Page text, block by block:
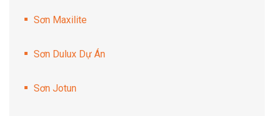
Sơn Maxilite
Sơn Dulux Dự Án
Sơn Jotun